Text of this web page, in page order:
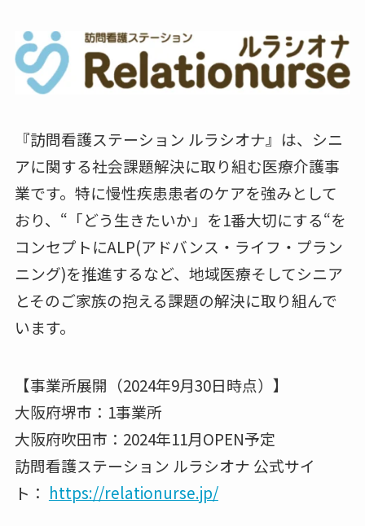
『訪問看護ステーション ルラシオナ』は、シニ
アに関する社会課題解決に取り組む医療介護事
業です。特に慢性疾患患者のケアを強みとして
おり、“「どう生きたいか」を1番大切にする“を
コンセプトにALP(アドバンス・ライフ・プラン
ニング)を推進するなど、地域医療そしてシニア
とそのご家族の抱える課題の解決に取り組んで
います。
【事業所展開（2024年9月30日時点）】
大阪府堺市：1事業所
大阪府吹田市：2024年11月OPEN予定
訪問看護ステーション ルラシオナ 公式サイ
ト： https://relationurse.jp/